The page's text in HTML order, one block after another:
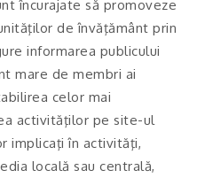
încurajate să promoveze
de învăţământ prin
informarea publicului
mare de membri ai
celor mai
activităţilor pe site-ul
implicaţi în activităţi,
locală sau centrală,